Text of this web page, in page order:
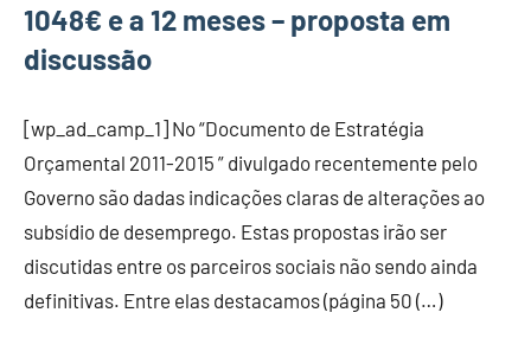
1048€ e a 12 meses – proposta em
discussão
[wp_ad_camp_1] No “Documento de Estratégia
Orçamental 2011-2015 ” divulgado recentemente pelo
Governo são dadas indicações claras de alterações ao
subsídio de desemprego. Estas propostas irão ser
discutidas entre os parceiros sociais não sendo ainda
definitivas. Entre elas destacamos (página 50 (…)